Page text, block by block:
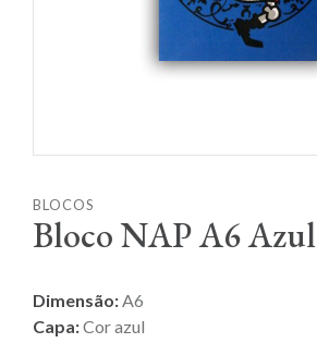
BLOCOS
Bloco NAP A6 Azul
Dimensão:A6
Capa:Cor azul